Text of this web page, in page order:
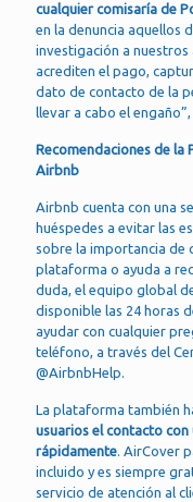
cualquier comisaría de
en la denuncia aquellos
investigación a
acrediten el pago,
dato de contacto de la
llevar a cabo el
Recomendaciones de la
Airbnb
Airbnb cuenta con una
huéspedes a evitar las
sobre la importancia de
plataforma o ayuda a
duda, el equipo global
disponible las 24 horas
ayudar con cualquier
teléfono, a través del
@AirbnbHelp.
La plataforma también
usuarios el contacto
rápidamente. AirCover
incluido y es siempre
servicio de atención al